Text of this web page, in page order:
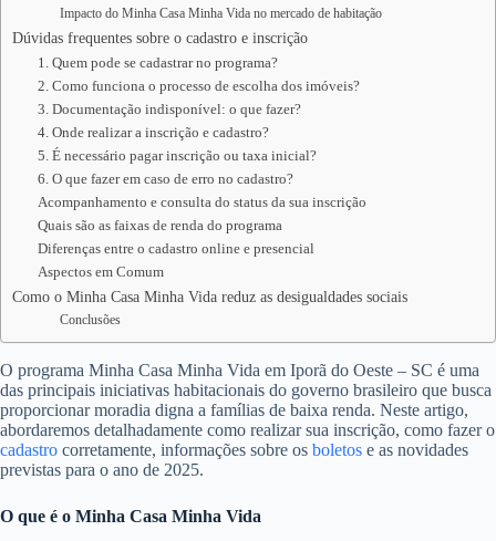
Impacto do Minha Casa Minha Vida no mercado de habitação
Dúvidas frequentes sobre o cadastro e inscrição
1. Quem pode se cadastrar no programa?
2. Como funciona o processo de escolha dos imóveis?
3. Documentação indisponível: o que fazer?
4. Onde realizar a inscrição e cadastro?
5. É necessário pagar inscrição ou taxa inicial?
6. O que fazer em caso de erro no cadastro?
Acompanhamento e consulta do status da sua inscrição
Quais são as faixas de renda do programa
Diferenças entre o cadastro online e presencial
Aspectos em Comum
Como o Minha Casa Minha Vida reduz as desigualdades sociais
Conclusões
O programa Minha Casa Minha Vida em Iporã do Oeste – SC é uma
das principais iniciativas habitacionais do governo brasileiro que busca
proporcionar moradia digna a famílias de baixa renda. Neste artigo,
abordaremos detalhadamente como realizar sua inscrição, como fazer o
cadastro corretamente, informações sobre os boletos e as novidades
previstas para o ano de 2025.
O que é o Minha Casa Minha Vida